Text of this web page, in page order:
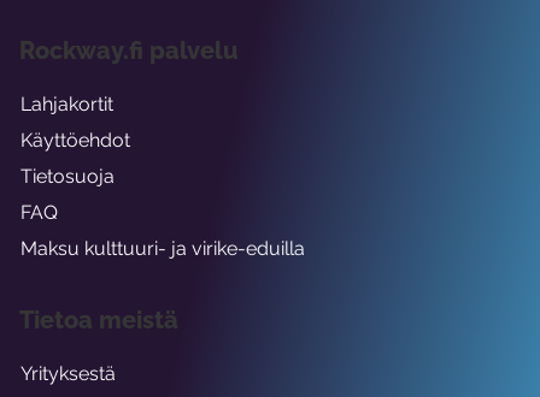
Rockway.fi palvelu
Lahjakortit
Käyttöehdot
Tietosuoja
FAQ
Maksu kulttuuri- ja virike-eduilla
Tietoa meistä
Yrityksestä